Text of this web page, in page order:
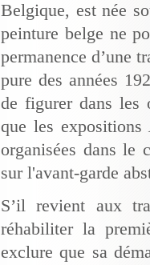
Belgique, est née
peinture belge ne
permanence d’une
pure des années
de figurer dans les
que les expositions
organisées dans le
sur l'avant-garde
S’il revient aux
réhabiliter la
exclure que sa